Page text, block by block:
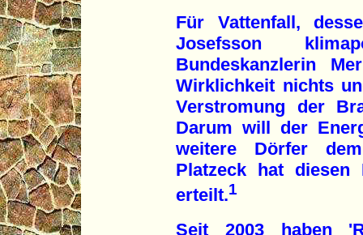
Für Vattenfall,
Josefsson
Bundeskanzlerin
Wirklichkeit nichts
Verstromung der
Darum will der
weitere Dörfer
Platzeck hat diesen
erteilt.1
Seit 2003 haben